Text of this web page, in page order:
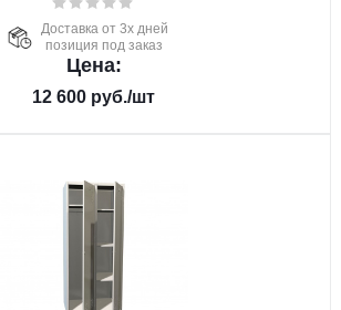
Доставка от 3х дней
позиция под заказ
Цена:
12 600 руб./шт